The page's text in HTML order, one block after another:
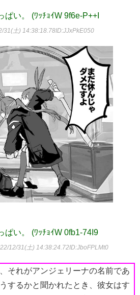
い。 (ﾜｯﾁｮｲW 9f6e-P++I
31(土) 14:38:18.78ID:JJxPkE050
ぱい。 (ﾜｯﾁｮｲW 0fb1-74I9
12/31(土) 14:38:24.72ID:JboFPLMt0
それがアンジェリーナの名前であ
するかと聞かれたとき、彼女はす